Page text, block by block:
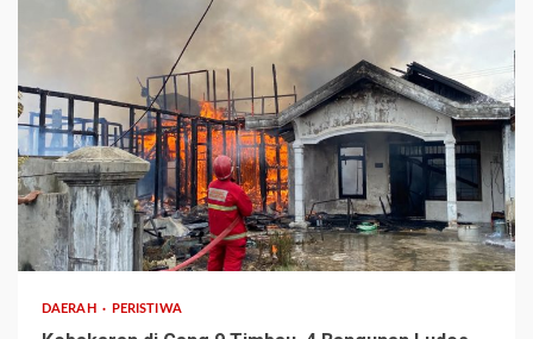
2 min read
DAERAH PERISTIWA